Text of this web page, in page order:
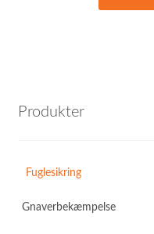
Produkter
Fuglesikring
Gnaverbekæmpelse